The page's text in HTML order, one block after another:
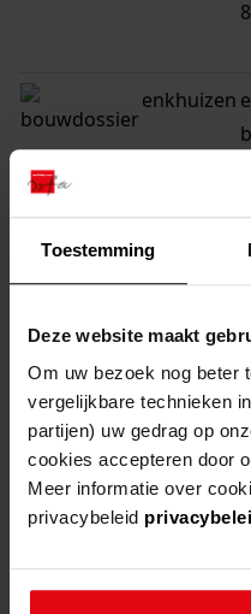
Toestemming
Deze website maakt
Om uw bezoek nog beter
vergelijkbare technieken
partijen) uw gedrag op
cookies accepteren door
Meer informatie over
privacybeleid
enkhuizen
enkhuizen
enkhuizen